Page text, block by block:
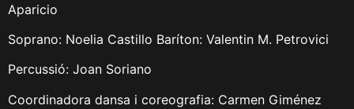
Aparicio
Soprano: Noelia Castillo Baríton: Valentin M. Petrovici
Percussió: Joan Soriano
Coordinadora dansa i coreografia: Carmen Giménez